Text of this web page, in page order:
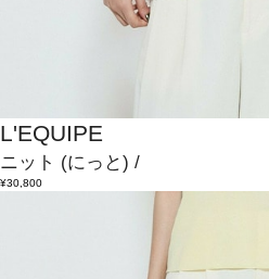
L'EQUIPE
ニット (にっと) /
¥30,800